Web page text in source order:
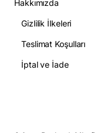
Hakkımızda
Gizlilik İlkeleri
Teslimat Koşulları
İptal ve İade